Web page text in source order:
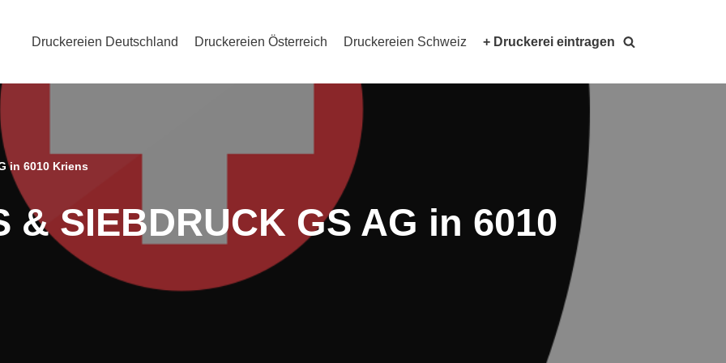
Druckereien Deutschland Druckereien Österreich Druckereien Schweiz + Druckerei eintragen
in 6010 Kriens
& SIEBDRUCK GS AG in 6010